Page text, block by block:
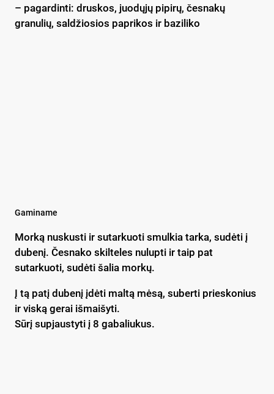
– pagardinti: druskos, juodųjų pipirų, česnakų
granulių, saldžiosios paprikos ir baziliko
Gaminame
Morką nuskusti ir sutarkuoti smulkia tarka, sudėti į
dubenį. Česnako skilteles nulupti ir taip pat
sutarkuoti, sudėti šalia morkų.
Į tą patį dubenį įdėti maltą mėsą, suberti prieskonius
ir viską gerai išmaišyti.
Sūrį supjaustyti į 8 gabaliukus.